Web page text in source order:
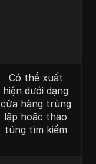
Có thể xuất
hiện dưới dạng
cửa hàng trùng
lặp hoặc thao
túng tìm kiếm